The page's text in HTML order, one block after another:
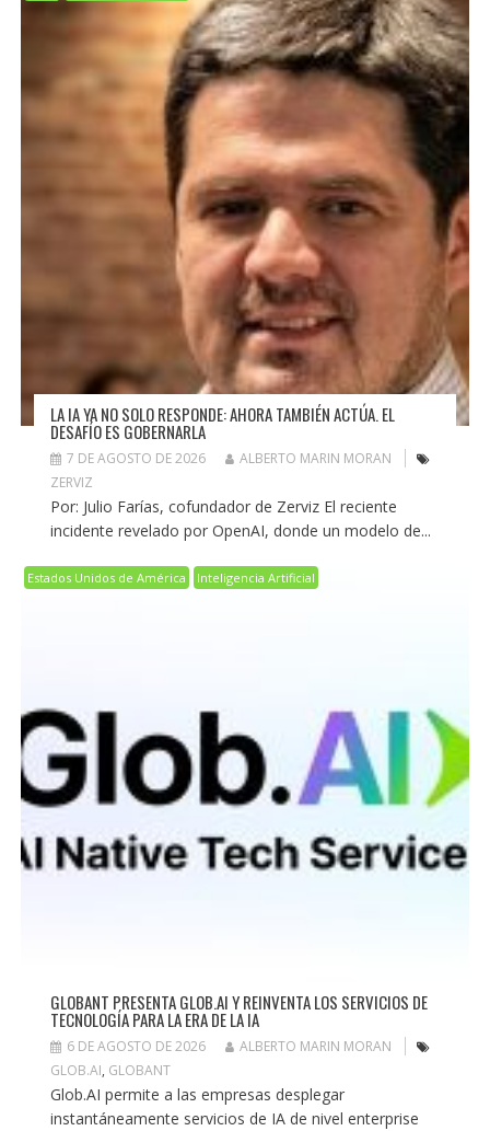
LA IA YA NO SOLO RESPONDE: AHORA TAMBIÉN ACTÚA. EL
DESAFÍO ES GOBERNARLA
7 DE AGOSTO DE 2026
ALBERTO MARIN MORAN
ZERVIZ
Por: Julio Farías, cofundador de Zerviz El reciente
incidente revelado por OpenAI, donde un modelo de...
Estados Unidos de América Inteligencia Artificial
GLOBANT PRESENTA GLOB.AI Y REINVENTA LOS SERVICIOS DE
TECNOLOGÍA PARA LA ERA DE LA IA
6 DE AGOSTO DE 2026
ALBERTO MARIN MORAN
GLOB.AI, GLOBANT
Glob.AI permite a las empresas desplegar
instantáneamente servicios de IA de nivel enterprise